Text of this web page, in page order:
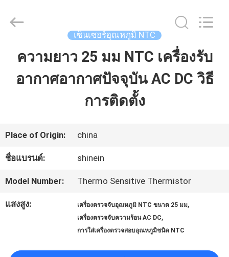
บ้าน
เกี่ยว
กับ
เรา
ทัวร์
Electornics
เซ็นเซอร์อุณหภูมิ NTC
ความยาว 25 มม NTC เครื่องรับ
อากาศอากาศปัจจุบัน AC DC วิธี
การติดตั้ง
Place of Origin: china
ชื่อแบรนด์: shinein
Model Number: Thermo Sensitive Thermistor
แสงสูง: เครื่องตรวจจับอุณหภูมิ NTC ขนาด 25 มม,
เครื่องตรวจจับความร้อน AC DC,
การใส่เครื่องตรวจสอบอุณหภูมิชนิด NTC